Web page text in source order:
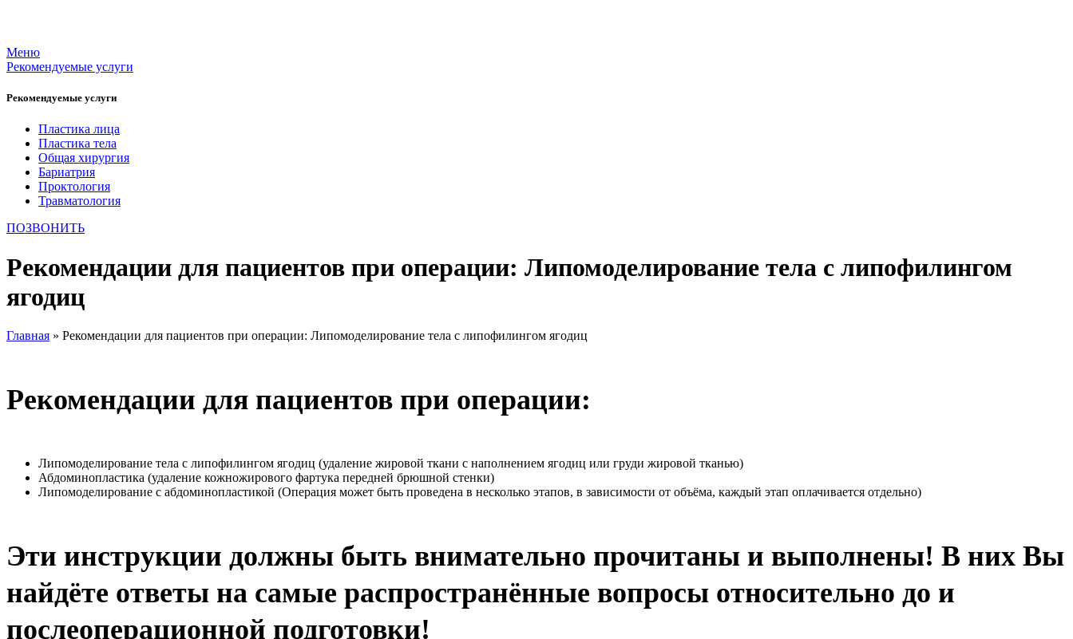
Меню
Рекомендуемые услуги
Рекомендуемые услуги
Пластика лица
Пластика тела
Общая хирургия
Бариатрия
Проктология
Травматология
ПОЗВОНИТЬ
Рекомендации для пациентов при операции: Липомоделирование тела с липофилингом
ягодиц
Главная » Рекомендации для пациентов при операции: Липомоделирование тела с липофилингом ягодиц
Рекомендации для пациентов при операции:
Липомоделирование тела с липофилингом ягодиц (удаление жировой ткани с наполнением ягодиц или груди жировой тканью)
Абдоминопластика (удаление кожножирового фартука передней брюшной стенки)
Липомоделирование с абдоминопластикой (Операция может быть проведена в несколько этапов, в зависимости от объёма, каждый этап оплачивается отдельно)
Эти инструкции должны быть внимательно прочитаны и выполнены! В них Вы
найдёте ответы на самые распространённые вопросы относительно до и
послеоперационной подготовки!